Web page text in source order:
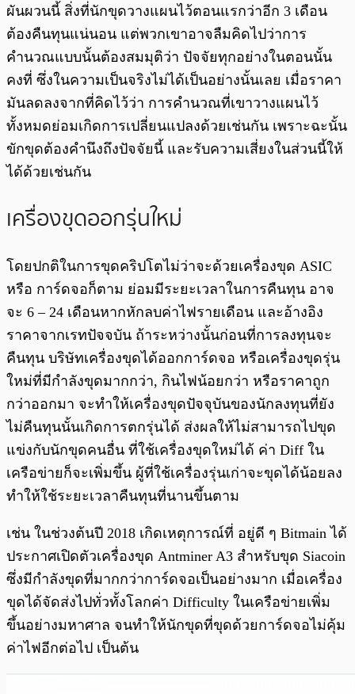
ผันผวนนี้ สิ่งที่นักขุดวางแผนไว้ตอนแรกว่าอีก 3 เดือน
ต้องคืนทุนแน่นอน แต่พวกเขาอาจลืมคิดไปว่าการ
คำนวณแบบนั้นต้องสมมุติว่า ปัจจัยทุกอย่างในตอนนั้น
คงที่ ซึ่งในความเป็นจริงไม่ได้เป็นอย่างนั้นเลย เมื่อราคา
มันลดลงจากที่คิดไว้ว่า การคำนวณที่เขาวางแผนไว้
ทั้งหมดย่อมเกิดการเปลี่ยนแปลงด้วยเช่นกัน เพราะฉะนั้น
ขักขุดต้องคำนึงถึงปัจจัยนี้ และรับความเสี่ยงในส่วนนี้ให้
ได้ด้วยเช่นกัน
เครื่องขุดออกรุ่นใหม่
โดยปกติในการขุดคริปโตไม่ว่าจะด้วยเครื่องขุด ASIC
หรือ การ์ดจอก็ตาม ย่อมมีระยะเวลาในการคืนทุน อาจ
จะ 6 – 24 เดือนหากหักลบค่าไฟรายเดือน และอ้างอิง
ราคาจากเรทปัจจบัน ถ้าระหว่างนั้นก่อนที่การลงทุนจะ
คืนทุน บริษัทเครื่องขุดได้ออกการ์ดจอ หรือเครื่องขุดรุ่น
ใหม่ที่มีกำลังขุดมากกว่า, กินไฟน้อยกว่า หรือราคาถูก
กว่าออกมา จะทำให้เครื่องขุดปัจจุบันของนักลงทุนที่ยัง
ไม่คืนทุนนั้นเกิดการตกรุ่นได้ ส่งผลให้ไม่สามารถไปขุด
แข่งกับนักขุดคนอื่น ที่ใช้เครื่องขุดใหม่ได้ ค่า Diff ใน
เครือข่ายก็จะเพิ่มขึ้น ผู้ที่ใช้เครื่องรุ่นเก่าจะขุดได้น้อยลง
ทำให้ใช้ระยะเวลาคืนทุนที่นานขึ้นตาม
เช่น ในช่วงต้นปี 2018 เกิดเหตุการณ์ที่ อยู่ดี ๆ Bitmain ได้
ประกาศเปิดตัวเครื่องขุด Antminer A3 สำหรับขุด Siacoin
ซึ่งมีกำลังขุดที่มากกว่าการ์ดจอเป็นอย่างมาก เมื่อเครื่อง
ขุดได้จัดส่งไปทั่วทั้งโลกค่า Difficulty ในเครือข่ายเพิ่ม
ขึ้นอย่างมหาศาล จนทำให้นักขุดที่ขุดด้วยการ์ดจอไม่คุ้ม
ค่าไฟอีกต่อไป เป็นต้น